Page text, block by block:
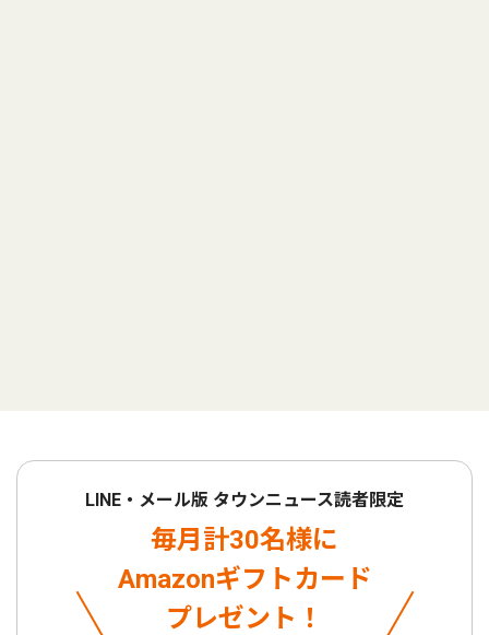
LINE・メール版 タウンニュース読者限定
毎月計30名様に
Amazonギフトカード
プレゼント！